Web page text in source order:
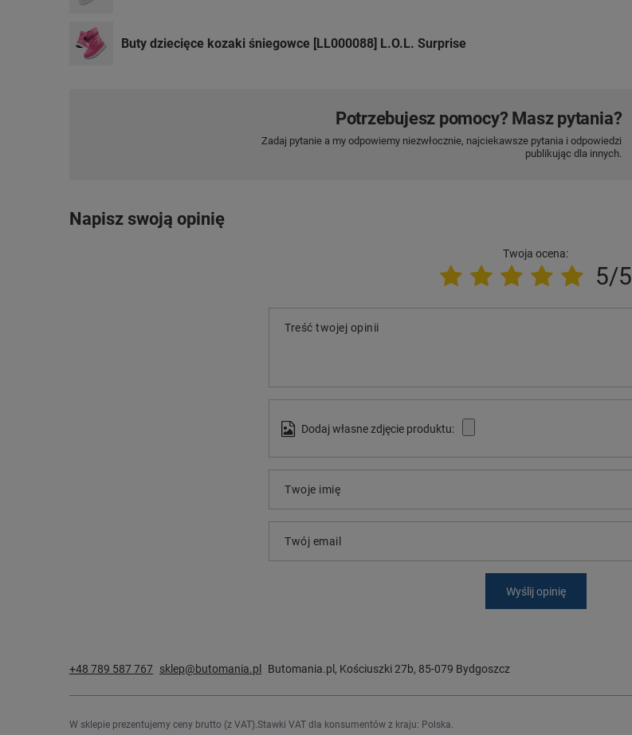
Buty dziecięce kozaki śniegowce [LL000088] L.O.L. Surprise
Potrzebujesz pomocy? Masz pytania?
Zadaj pytanie a my odpowiemy niezwłocznie, najciekawsze pytania i odpowiedzi
publikując dla innych.
Napisz swoją opinię
Twoja ocena:
5/5
Treść twojej opinii
Dodaj własne zdjęcie produktu:
Twoje imię
Twój email
Wyślij opinię
+48 789 587 767 sklep@butomania.pl Butomania.pl , Kościuszki 27b, 85-079 Bydgoszcz
W sklepie prezentujemy ceny brutto (z VAT). Stawki VAT dla konsumentów z kraju: Polska